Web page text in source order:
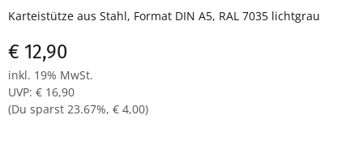
Karteistütze aus Stahl, Format DIN A5, RAL 7035 lichtgrau
€ 12,90
inkl. 19% MwSt.
UVP: € 16,90
(Du sparst 23.67%, € 4,00)